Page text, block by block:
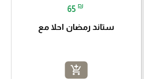
65 ₪
ستاند رمضان احلا مع
add_shopping_cart